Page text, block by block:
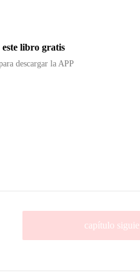
este libro gratis
descargar la APP
capítulo